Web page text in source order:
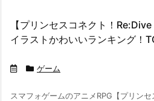
【プリンセスコネクト！
イラストかわいいランキング！
ゲーム
スマフォゲームのアニメRPG【プリン